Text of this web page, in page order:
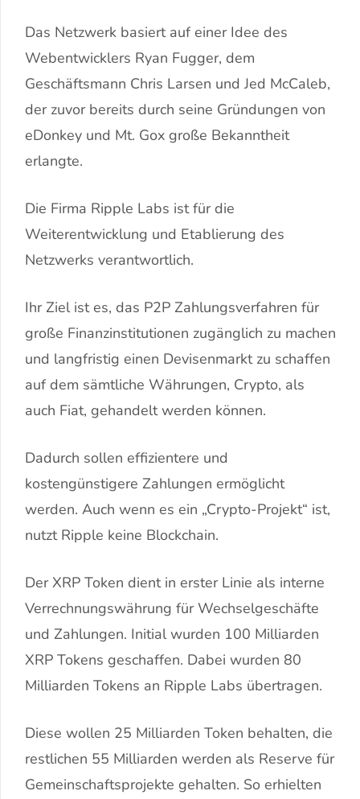
Das Netzwerk basiert auf einer Idee des
Webentwicklers Ryan Fugger, dem
Geschäftsmann Chris Larsen und Jed McCaleb,
der zuvor bereits durch seine Gründungen von
eDonkey und Mt. Gox große Bekanntheit
erlangte.
Die Firma Ripple Labs ist für die
Weiterentwicklung und Etablierung des
Netzwerks verantwortlich.
Ihr Ziel ist es, das P2P Zahlungsverfahren für
große Finanzinstitutionen zugänglich zu machen
und langfristig einen Devisenmarkt zu schaffen
auf dem sämtliche Währungen, Crypto, als
auch Fiat, gehandelt werden können.
Dadurch sollen effizientere und
kostengünstigere Zahlungen ermöglicht
werden. Auch wenn es ein „Crypto-Projekt“ ist,
nutzt Ripple keine Blockchain.
Der XRP Token dient in erster Linie als interne
Verrechnungswährung für Wechselgeschäfte
und Zahlungen. Initial wurden 100 Milliarden
XRP Tokens geschaffen. Dabei wurden 80
Milliarden Tokens an Ripple Labs übertragen.
Diese wollen 25 Milliarden Token behalten, die
restlichen 55 Milliarden werden als Reserve für
Gemeinschaftsprojekte gehalten. So erhielten